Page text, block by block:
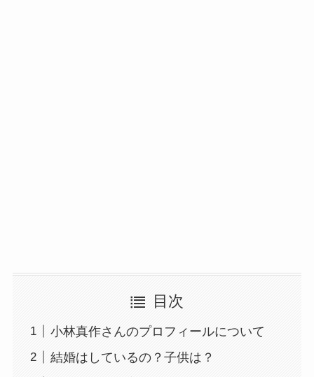
目次
小林真作さんのプロフィールについて
結婚はしているの？子供は？